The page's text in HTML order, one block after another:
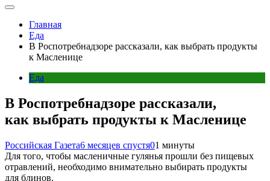
Главная
Еда
В Роспотребнадзоре рассказали, как выбрать продукты
к Масленице
Еда
В Роспотребнадзоре рассказали,
как выбрать продукты к Масленице
Российская Газета6 месяцев спустя01 минуты
Для того, чтобы масленичные гулянья прошли без пищевых
отравлений, необходимо внимательно выбирать продукты
для блинов.